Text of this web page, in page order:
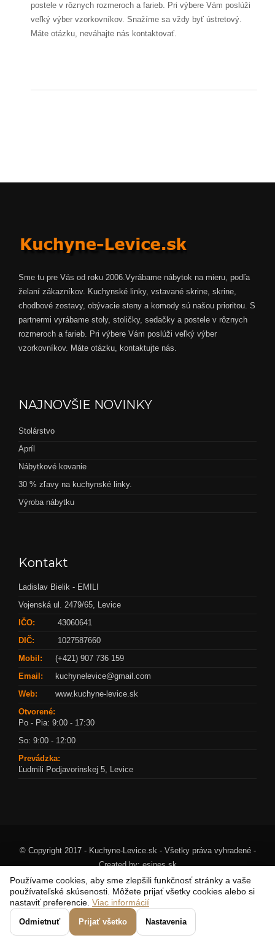
postele v rôznych rozmeroch a farieb. Pri výbere Vám poslúži
veľký výber vzorkovníkov. Snažíme sa vždy byť ústretový.
Máte otázku, neváhajte nás kontaktovať.
Sme tu pre Vás od roku 2006.Vyrábame nábytok na mieru, podľa
želaní zákazníkov. Kuchynské linky, vstavané skrine, skrine,
chodbové zostavy, obývacie steny a komody sú našou prioritou. S
partnermi vyrábame stoly, stoličky, sedačky a postele v rôznych
rozmeroch a farieb. Pri výbere Vám poslúži veľký výber
vzorkovníkov. Máte otázku, kontaktujte nás.
NAJNOVŠIE NOVINKY
Stolárstvo
Apríl
Nábytkové kovanie
30 % zľavy na kuchynské linky.
Výroba nábytku
Kontakt
Ladislav Bielik - EMILI
Vojenská ul. 2479/65, Levice
IČO:
43060641
DIČ:
1027587660
Mobil:
(+421) 907 736 159
Email:
kuchynelevice@gmail.com
Web:
www.kuchyne-levice.sk
Otvorené:
Po - Pia: 9:00 - 17:30
So: 9:00 - 12:00
Prevádzka:
Ľudmili Podjavorinskej 5, Levice
© Copyright 2017 - Kuchyne-Levice.sk - Všetky práva vyhradené -
Created by:esines.sk
Používame cookies, aby sme zlepšili funkčnosť stránky a vaše
používateľské skúsenosti. Môžete prijať všetky cookies alebo si
nastaviť preferencie. Viac informácií
Odmietnuť Prijať všetko Nastavenia